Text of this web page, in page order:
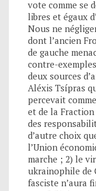
vote comme se
libres et égaux
Nous ne
dont l’ancien
de gauche
contre-
deux sources
Aléxis Tsípras
percevait
et de la Fraction
des
d’autre choix
l’Union
marche ; 2) le
ukrainophile de
fasciste n’aura